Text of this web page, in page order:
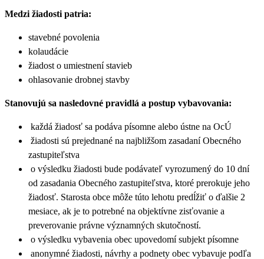
Medzi žiadosti patria:
stavebné povolenia
kolaudácie
žiadost o umiestnení stavieb
ohlasovanie drobnej stavby
Stanovujú sa nasledovné pravidlá a postup vybavovania:
každá žiadosť sa podáva písomne alebo ústne na OcÚ
žiadosti sú prejednané na najbližšom zasadaní Obecného
zastupiteľstva
o výsledku žiadosti bude podávateľ vyrozumený do 10 dní
od zasadania Obecného zastupiteľstva, ktoré prerokuje jeho
žiadosť. Starosta obce môže túto lehotu predĺžiť o ďalšie 2
mesiace, ak je to potrebné na objektívne zisťovanie a
preverovanie právne významných skutočností.
o výsledku vybavenia obec upovedomí subjekt písomne
anonymné žiadosti, návrhy a podnety obec vybavuje podľa